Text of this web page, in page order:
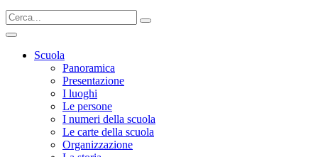
Scuola
Panoramica
Presentazione
I luoghi
Le persone
I numeri della scuola
Le carte della scuola
Organizzazione